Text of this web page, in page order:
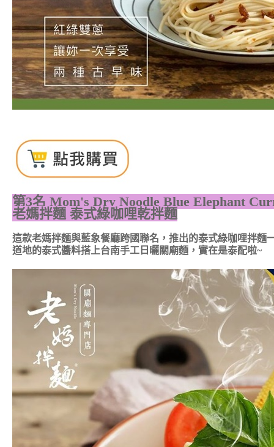
第3名 Mom's Dry Noodle Blue Elephant
老媽拌麵 泰式綠咖哩乾拌麵
這款老媽拌麵與藍象餐廳跨國聯名，推出的泰式綠咖哩拌麵
道地的泰式醬料搭上台南手工日曬關廟麵，實在是泰配啦~